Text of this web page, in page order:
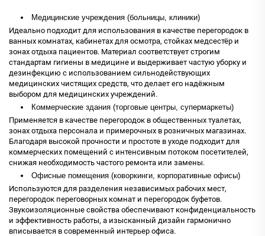
Медицинские учреждения (больницы, клиники)
Идеально подходит для использования в качестве перегородок в
ванных комнатах, кабинетах для осмотра, стойках медсестёр и
зонах отдыха пациентов. Материал соответствует строгим
стандартам гигиены в медицине и выдерживает частую уборку и
дезинфекцию с использованием сильнодействующих
медицинских чистящих средств, что делает его надёжным
выбором для медицинских учреждений.
Коммерческие здания (торговые центры, супермаркеты)
Применяется в качестве перегородок в общественных туалетах,
зонах отдыха персонала и примерочных в розничных магазинах.
Благодаря высокой прочности и простоте в уходе подходит для
коммерческих помещений с интенсивным потоком посетителей,
снижая необходимость частого ремонта или замены.
Офисные помещения (коворкинги, корпоративные офисы)
Используются для разделения независимых рабочих мест,
перегородок переговорных комнат и перегородок буфетов.
Звукоизоляционные свойства обеспечивают конфиденциальность
и эффективность работы, а изысканный дизайн гармонично
вписывается в современный интерьер офиса.